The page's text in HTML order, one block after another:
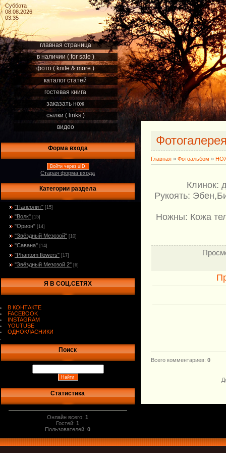
Суббота
08.08.2026
03:35
главная страница
в наличии ( for sale )
фото ( knife & more )
каталог статей
гостевая книга
заказать нож
сылки ( links )
видео
Форма входа
Войти через uID
Старая форма входа
Категории раздела
"Палеолит" [15]
"Волк" [15]
"Орион" [14]
"Звёздный Мезозой" [10]
"Савана" [14]
"Phantom flowers" [17]
"Звёздный Мезозой 2" [6]
Я В СОЦ.СЕТЯХ
В КОНТАКТЕ
FACEBOOK
INSTAGRAM
YOUTUBE
ОДНОКЛАСНИКИ
Поиск
Статистика
Онлайн всего:1
Гостей:1
Пользователей:0
Главная » Фотоальбом »
Клинок:
Рукоять:
Ножны: Кожа
Всего комментариев: 0